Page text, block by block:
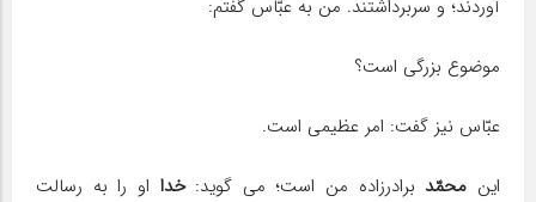
آوردند؛ و سربرداشتند. من به عبّاس گفتم:
موضوع بزرگی است؟
عبّاس نیز گفت: امر عظیمی است.
این محمّدبرادرزاده من است؛ می گوید:خدا او را به رسالت